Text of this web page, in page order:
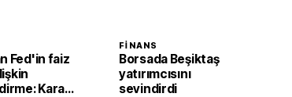
Fed'in faiz
Karar
FINANS
Borsada Beşiktaş
yatırımcısını
sevindirdi